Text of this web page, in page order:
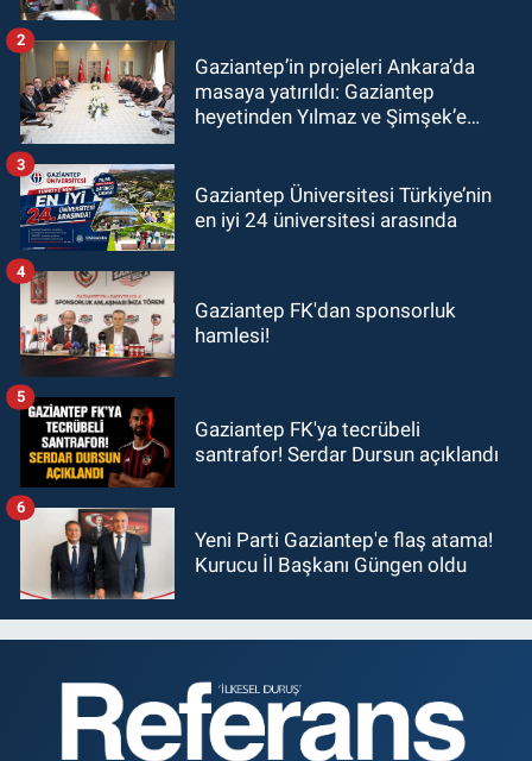
Gaziantep’in projeleri Ankara’da
masaya yatırıldı: Gaziantep
heyetinden Yılmaz ve Şimşek’e
2
Gaziantep Üniversitesi Türkiye’nin
en iyi 24 üniversitesi arasında
3
Gaziantep FK'dan sponsorluk
hamlesi!
4
Gaziantep FK'ya tecrübeli
santrafor! Serdar Dursun açıklandı
5
Yeni Parti Gaziantep'e flaş atama!
Kurucu İl Başkanı Güngen oldu
6